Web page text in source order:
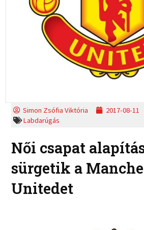
Simon Zsófia Viktória 2017-08-11
Labdarúgás
Női csapat
sürgetik a
Unitedet